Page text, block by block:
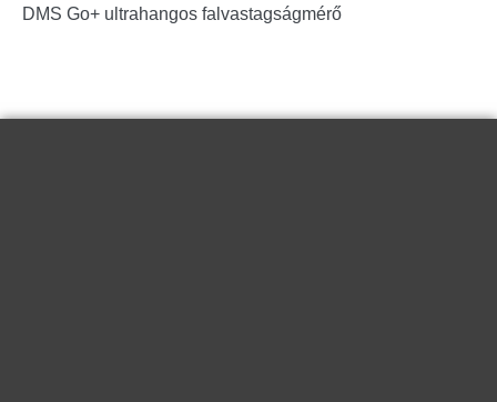
DMS Go+ ultrahangos falvastagságmérő